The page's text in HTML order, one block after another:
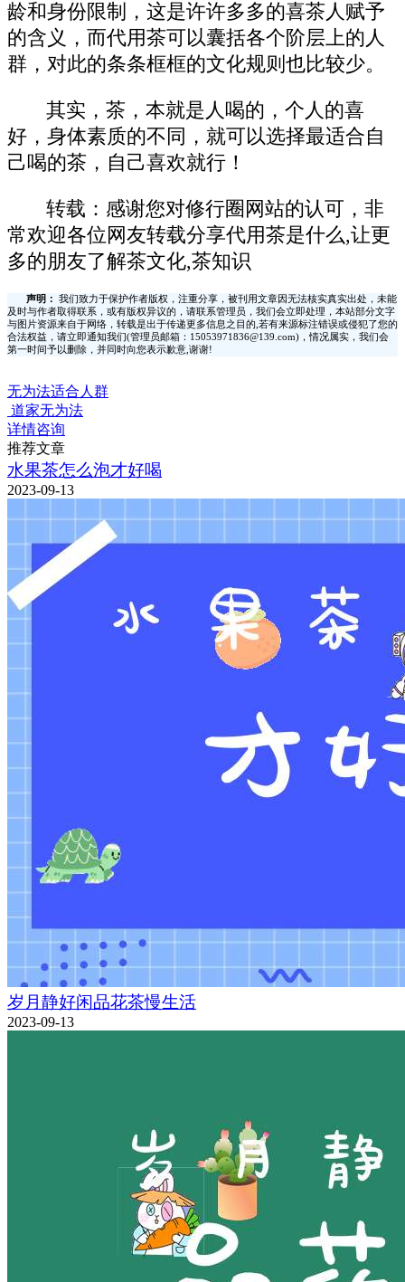
龄和身份限制，这是许许多多的喜茶人赋予
的含义，而代用茶可以囊括各个阶层上的人
群，对此的条条框框的文化规则也比较少。
其实，茶，本就是人喝的，个人的喜
好，身体素质的不同，就可以选择最适合自
己喝的茶，自己喜欢就行！
转载：感谢您对修行圈网站的认可，非
常欢迎各位网友转载分享代用茶是什么,让更
多的朋友了解茶文化,茶知识
声明：
我们致力于保护作者版权，注重分享，被刊用文章因无法核实真实出处，未能
及时与作者取得联系，或有版权异议的，请联系管理员，我们会立即处理，本站部分文字
与图片资源来自于网络，转载是出于传递更多信息之目的,若有来源标注错误或侵犯了您的
合法权益，请立即通知我们(管理员邮箱：15053971836@139.com)，情况属实，我们会
第一时间予以删除，并同时向您表示歉意,谢谢!
无为法适合人群
道家无为法
详情咨询
推荐文章
水果茶怎么泡才好喝
2023-09-13
岁月静好闲品花茶慢生活
2023-09-13